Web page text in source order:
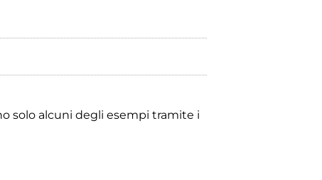
solo alcuni degli esempi tramite i